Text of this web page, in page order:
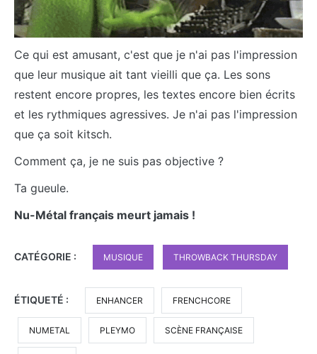
Ce qui est amusant, c'est que je n'ai pas l'impression
que leur musique ait tant vieilli que ça. Les sons
restent encore propres, les textes encore bien écrits
et les rythmiques agressives. Je n'ai pas l'impression
que ça soit kitsch.
Comment ça, je ne suis pas objective ?
Ta gueule.
Nu-Métal français meurt jamais !
CATÉGORIE : MUSIQUE THROWBACK THURSDAY
ÉTIQUETÉ : ENHANCER FRENCHCORE
NUMETAL PLEYMO SCÈNE FRANÇAISE